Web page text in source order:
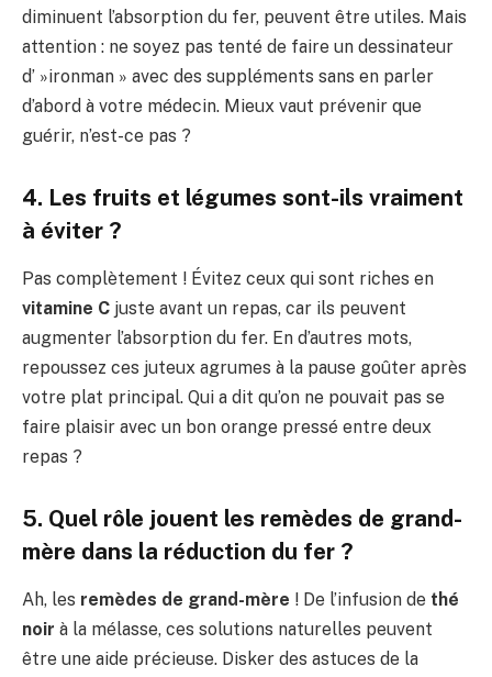
diminuent l’absorption du fer, peuvent être utiles. Mais
attention : ne soyez pas tenté de faire un dessinateur
d’ »ironman » avec des suppléments sans en parler
d’abord à votre médecin. Mieux vaut prévenir que
guérir, n’est-ce pas ?
4. Les fruits et légumes sont-ils vraiment
à éviter ?
Pas complètement ! Évitez ceux qui sont riches en
vitamine C juste avant un repas, car ils peuvent
augmenter l’absorption du fer. En d’autres mots,
repoussez ces juteux agrumes à la pause goûter après
votre plat principal. Qui a dit qu’on ne pouvait pas se
faire plaisir avec un bon orange pressé entre deux
repas ?
5. Quel rôle jouent les remèdes de grand-
mère dans la réduction du fer ?
Ah, les remèdes de grand-mère ! De l’infusion de thé
noir à la mélasse, ces solutions naturelles peuvent
être une aide précieuse. Disker des astuces de la